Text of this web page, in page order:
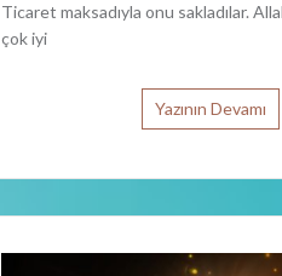
Ticaret maksadıyla onu sakladılar.
çok iyi
Yazının Devamı